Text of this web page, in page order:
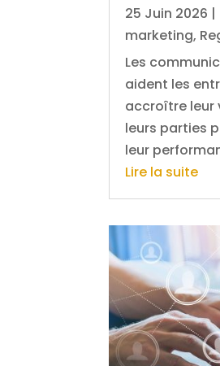
25 Juin 2026 |
marketing,
Les
aident les
accroître leur
leurs parties
leur
Lire la suite